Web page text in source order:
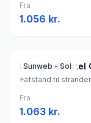
Fra
1.056 kr.
Sunweb - Sol
Lejlighedshotel
Fra
1.063 kr.